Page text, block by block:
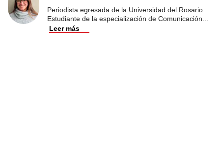
Periodista egresada de la Universidad del Rosario.
Estudiante de la especialización de Comunicación
Leer más